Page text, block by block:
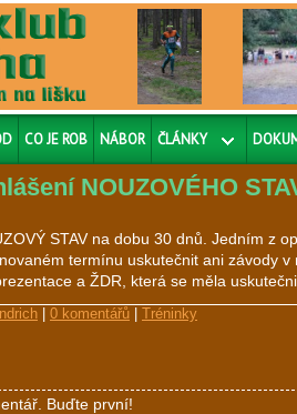
CO JE ROB NÁBOR ČLÁNKY
NOUZOVÉHO
STAV na dobu 30 dnů. Jedním z
termínu uskutečnit ani závody
a ŽDR, která se měla
0 komentářů Tréninky
Buďte první!